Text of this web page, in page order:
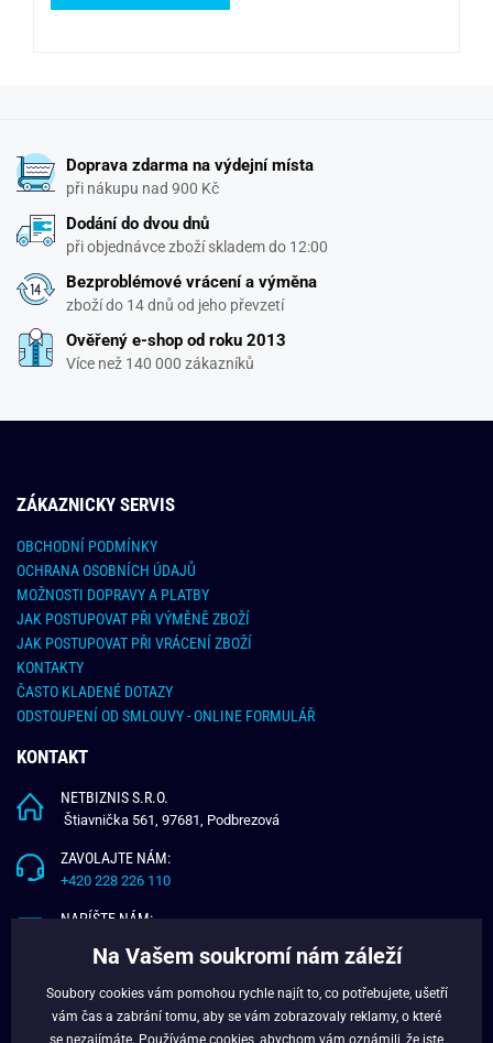
Doprava zdarma na výdejní místa
při nákupu nad 900 Kč
Dodání do dvou dnů
při objednávce zboží skladem do 12:00
Bezproblémové vrácení a výměna
zboží do 14 dnů od jeho převzetí
Ověřený e-shop od roku 2013
Více než 140 000 zákazníků
ZÁKAZNICKY SERVIS
OBCHODNÍ PODMÍNKY
OCHRANA OSOBNÍCH ÚDAJŮ
MOŽNOSTI DOPRAVY A PLATBY
JAK POSTUPOVAT PŘI VÝMĚNĚ ZBOŽÍ
JAK POSTUPOVAT PŘI VRÁCENÍ ZBOŽÍ
KONTAKTY
ČASTO KLADENÉ DOTAZY
ODSTOUPENÍ OD SMLOUVY - ONLINE FORMULÁŘ
KONTAKT
NETBIZNIS S.R.O.
Štiavnička 561, 97681, Podbrezová
ZAVOLAJTE NÁM:
+420 228 226 110
NAPÍŠTE NÁM:
O NÁS
Na Vašem soukromí nám záleží
Soubory cookies vám pomohou rychle najít to, co potřebujete, ušetří
vám čas a zabrání tomu, aby se vám zobrazovaly reklamy, o které
se nezajímáte. Používáme cookies , abychom vám oznámili, že jste